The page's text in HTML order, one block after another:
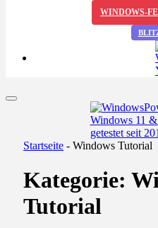
WINDOWS-
Startseite - Windows Tutorial
Kategorie:
Tutorial